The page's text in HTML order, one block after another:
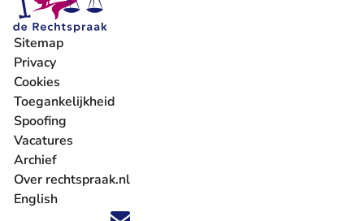
Sitemap
Privacy
Cookies
Toegankelijkheid
Spoofing
Vacatures
- U verlaat Rechtspraak.nl
Archief
Over rechtspraak.nl
English